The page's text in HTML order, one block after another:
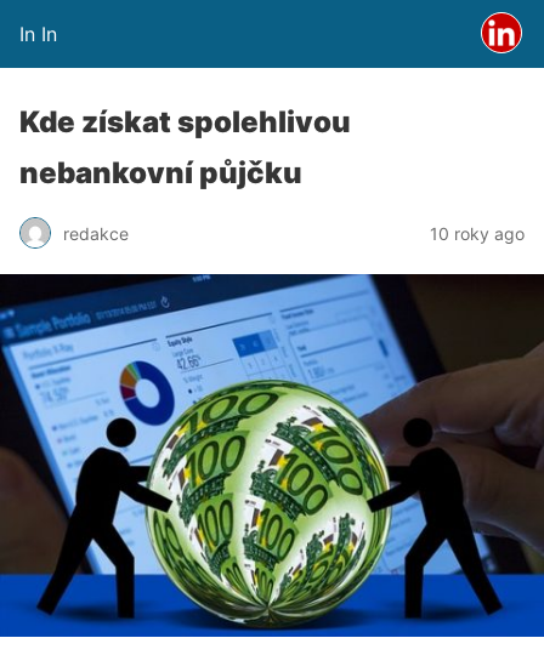
In In
Kde získat spolehlivou
nebankovní půjčku
redakce 10 roky ago